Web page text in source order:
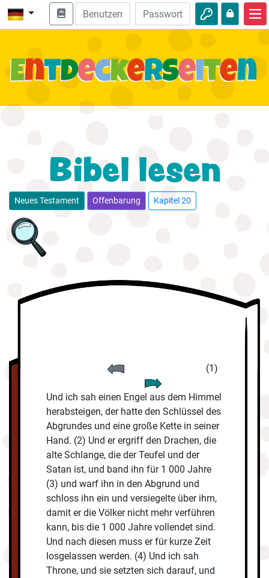
Bibel entdecken
Abenteuer
Freizeit
Bibel lesen
Neues Testament Offenbarung Kapitel 20
(1)
Und ich sah einen Engel aus dem Himmel
herabsteigen, der hatte den Schlüssel des
Abgrundes und eine große Kette in seiner
Hand. (2) Und er ergriff den Drachen, die
alte Schlange, die der Teufel und der
Satan ist, und band ihn für 1 000 Jahre
(3) und warf ihn in den Abgrund und
schloss ihn ein und versiegelte über ihm,
damit er die Völker nicht mehr verführen
kann, bis die 1 000 Jahre vollendet sind.
Und nach diesen muss er für kurze Zeit
losgelassen werden. (4) Und ich sah
Throne, und sie setzten sich darauf, und